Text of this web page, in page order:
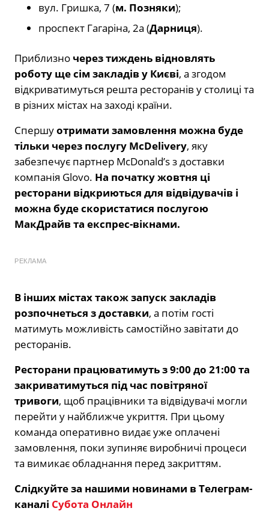
вул. Гришка, 7 (м. Позняки);
проспект Гагаріна, 2а (Дарниця).
Приблизно через тиждень відновлять
роботу ще сім закладів у Києві, а згодом
відкриватимуться решта ресторанів у столиці та
в різних містах на заході країни.
Спершуотримати замовлення можна буде
тільки через послугу McDelivery, яку
забезпечує партнер McDonald’s з доставки
компанія Glovo. На початку жовтня ці
ресторани відкриються для відвідувачів і
можна буде скористатися послугою
МакДрайв та експрес-вікнами.
РЕКЛАМА
В інших містах також запуск закладів
розпочнеться з доставки, а потім гості
матимуть можливість самостійно завітати до
ресторанів.
Ресторани працюватимуть з 9:00 до 21:00 та
закриватимуться під час повітряної
тривоги, щоб працівники та відвідувачі могли
перейти у найближче укриття. При цьому
команда оперативно видає уже оплачені
замовлення, поки зупиняє виробничі процеси
та вимикає обладнання перед закриттям.
Слідкуйте за нашими новинами в Телеграм-
каналі Субота Онлайн